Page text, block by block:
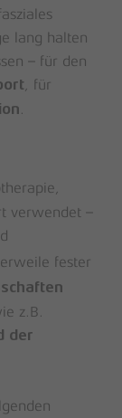
lang halten
– für den
, für
.
verwendet –
fester
z.B.
der